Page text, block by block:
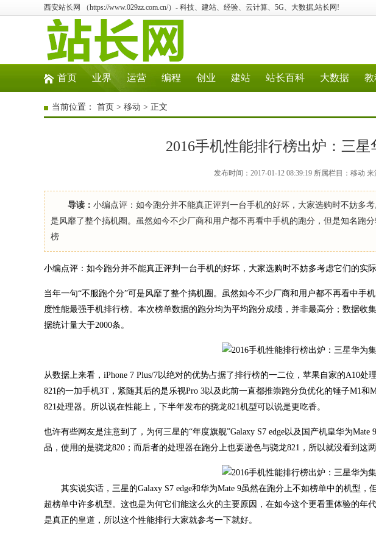
西安站长网 （https://www.029zz.com.cn/）- 科技、建站、经验、云计算、5G、大数据,站长网!
首页 业界 运营 编程 创业 建站 站长百科 大数据 教
当前位置： 首页 > 移动 > 正文
2016手机性能排行榜出炉：三星
发布时间：2017-01-12 08:39:19 所属栏目：移动
导读： 小编点评：如今跑分并不能真正评判一台手机的好坏，大家选购时不妨多
是风靡了整个搞机圈。虽然如今不少厂商和用户都不再看中手机的跑分，但是知名跑
榜
小编点评：如今跑分并不能真正评判一台手机的好坏，大家选购时不妨多考虑它们的实际
当年一句“不服跑个分”可是风靡了整个搞机圈。虽然如今不少厂商和用户都不再看中手
度性能最强手机排行榜。本次榜单数据的跑分均为平均跑分成绩，并非最高分；数据收
据统计量大于2000条。
从数据上来看，iPhone 7 Plus/7以绝对的优势占据了排行榜的一二位，苹果自家的A10
821的一加手机3T，紧随其后的是乐视Pro 3以及此前一直都推崇跑分负优化的锤子M1
821处理器。所以说在性能上，下半年发布的骁龙821机型可以说是更吃香。
也许有些网友是注意到了，为何三星的“年度旗舰”Galaxy S7 edge以及国产机皇华为
品，使用的是骁龙820；而后者的处理器在跑分上也要逊色与骁龙821，所以就没看到这
其实说实话，三星的Galaxy S7 edge和华为Mate 9虽然在跑分上不如榜单中的机型，
超榜单中许多机型。这也是为何它们能这么火的主要原因，在如今这个更看重体验的年
是真正的皇道，所以这个性能排行大家就参考一下就好。